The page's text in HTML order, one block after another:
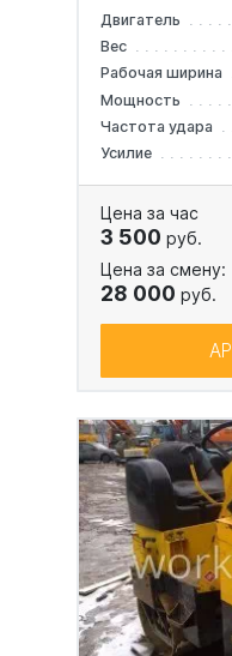
Двигатель
Вес
Рабочая ширина
Мощность
Частота удара
Усилие
Цена за час
3 500 руб.
Цена за смену:
28 000 руб.